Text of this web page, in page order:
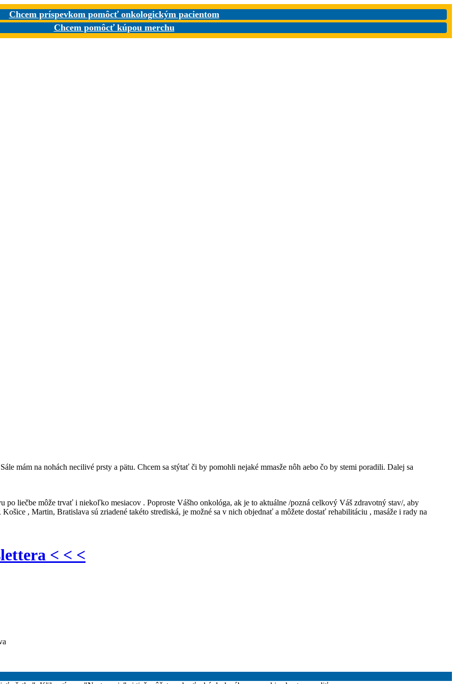
Chcem príspevkom pomôcť onkologickým pacientom
Chcem pomôcť kúpou merchu
mám na nohách necilivé prsty a pätu. Chcem sa stýtať či by pomohli nejaké mmasže nôh aebo čo by stemi poradili. Dalej sa
po liečbe môže trvať i niekoľko mesiacov . Poproste Vášho onkológa, ak je to aktuálne /pozná celkový Váš zdravotný stav/, aby
, Martin, Bratislava sú zriadené takéto strediská, je možné sa v nich objednať a môžete dostať rehabilitáciu , masáže i rady na
< < <